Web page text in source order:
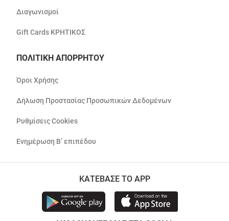
Διαγωνισμοί
Gift Cards ΚΡΗΤΙΚΟΣ
ΠΟΛΙΤΙΚΗ ΑΠΟΡΡΗΤΟΥ
Όροι Χρήσης
Δήλωση Προστασίας Προσωπικών Δεδομένων
Ρυθμίσεις Cookies
Ενημέρωση Β’ επιπέδου
ΚΑΤΕΒΑΣΕ ΤΟ APP